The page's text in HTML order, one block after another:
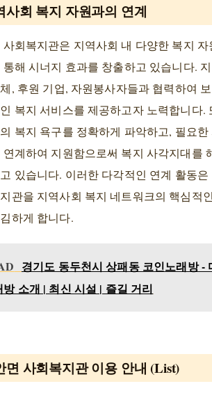
사회 복지 자원과의 연계
사회복지관은 지역사회 내 다양한 복지
통해 시너지 효과를 창출하고 있습니다.
, 후원 기업, 자원봉사자들과 협력하여
복지 서비스를 제공하고자 노력합니다.
복지 욕구를 정확하게 파악하고, 필요
연계하여 지원함으로써 복지 사각지대를
있습니다. 이러한 다각적인 연계 활동은
관을 지역사회 복지 네트워크의 핵심적
하게 합니다.
경기도 동두천시 상패동 코인노래방 -
방 소개 | 최신 시설 | 즐길 거리
면 사회복지관 이용 안내 (List)